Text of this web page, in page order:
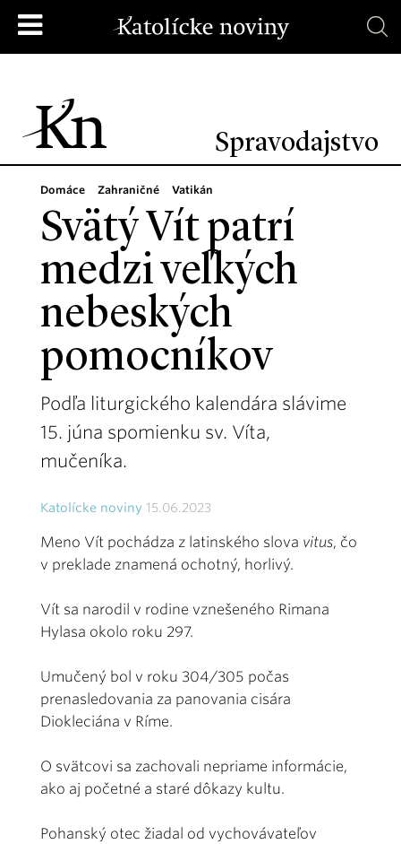
Spravodajstvo
Domáce Zahraničné Vatikán
Svätý Vít patrí
medzi veľkých
nebeských
pomocníkov
Podľa liturgického kalendára slávime
15. júna spomienku sv. Víta,
mučeníka.
Katolícke noviny 15.06.2023
Meno Vít pochádza z latinského slova vitus, čo
v preklade znamená ochotný, horlivý.
Vít sa narodil v rodine vznešeného Rimana
Hylasa okolo roku 297.
Umučený bol v roku 304/305 počas
prenasledovania za panovania cisára
Diokleciána v Ríme.
O svätcovi sa zachovali nepriame informácie,
ako aj početné a staré dôkazy kultu.
Pohanský otec žiadal od vychovávateľov